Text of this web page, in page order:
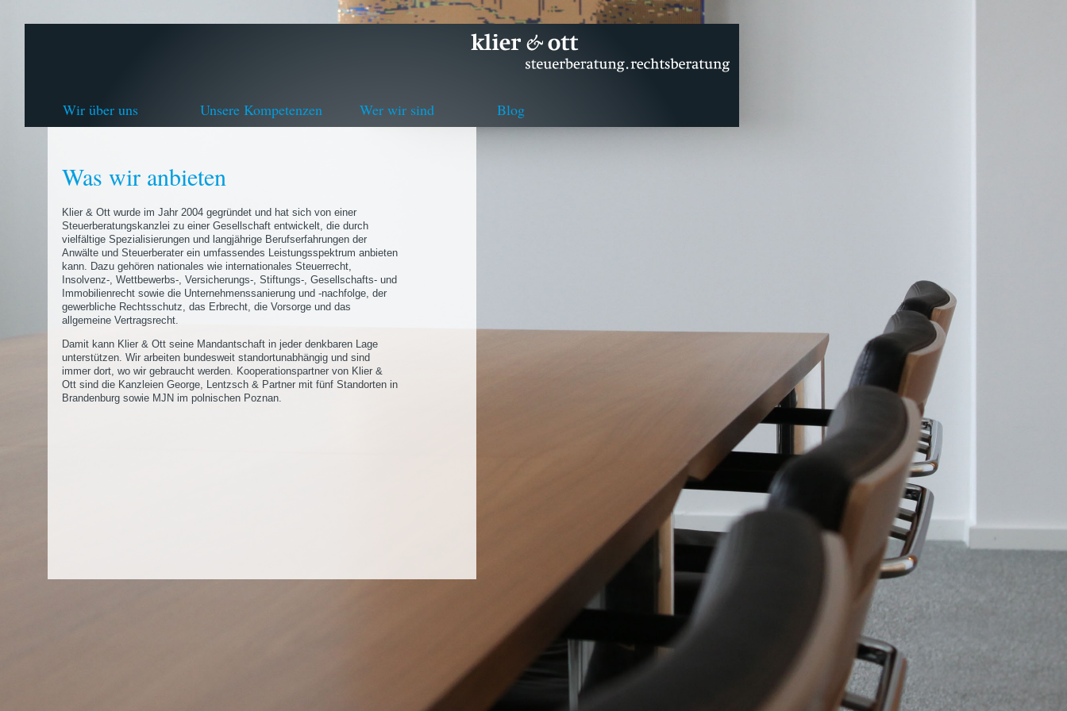
Wir über uns Unsere Kompetenzen Wer wir sind Blog
Was wir anbieten
Klier & Ott wurde im Jahr 2004 gegründet und hat sich von einer
Steuerberatungskanzlei zu einer Gesellschaft entwickelt, die durch
vielfältige Spezialisierungen und langjährige Berufserfahrungen der
Anwälte und Steuerberater ein umfassendes Leistungsspektrum anbieten
kann. Dazu gehören nationales wie internationales Steuerrecht,
Insolvenz-, Wettbewerbs-, Versicherungs-, Stiftungs-, Gesellschafts- und
Immobilienrecht sowie die Unternehmenssanierung und -nachfolge, der
gewerbliche Rechtsschutz, das Erbrecht, die Vorsorge und das
allgemeine Vertragsrecht.
Damit kann Klier & Ott seine Mandantschaft in jeder denkbaren Lage
unterstützen. Wir arbeiten bundesweit standortunabhängig und sind
immer dort, wo wir gebraucht werden. Kooperationspartner von Klier &
Ott sind die Kanzleien George, Lentzsch & Partner mit fünf Standorten in
Brandenburg sowie MJN im polnischen Poznan.